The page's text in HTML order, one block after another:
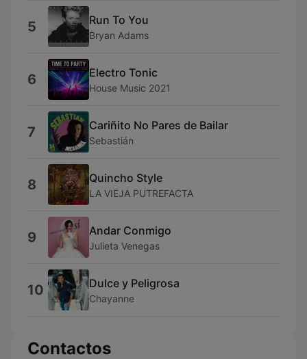
5 Run To You
Bryan Adams
6 Electro Tonic
House Music 2021
7 Cariñito No Pares de Bailar
Sebastián
8 Quincho Style
LA VIEJA PUTREFACTA
9 Andar Conmigo
Julieta Venegas
10 Dulce y Peligrosa
Chayanne
Contactos